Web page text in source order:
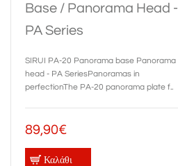
Base / Panorama Head -
PA Series
SIRUI PA-20 Panorama base Panorama
head - PA SeriesPanoramas in
perfectionThe PA-20 panorama plate f..
89,90€
Καλάθι